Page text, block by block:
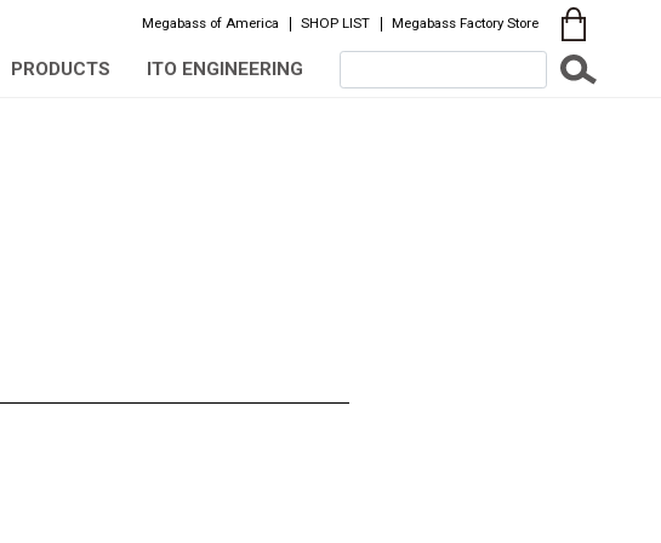
Megabass of America SHOP LIST Megabass Factory Store
PRODUCTS ITO ENGINEERING